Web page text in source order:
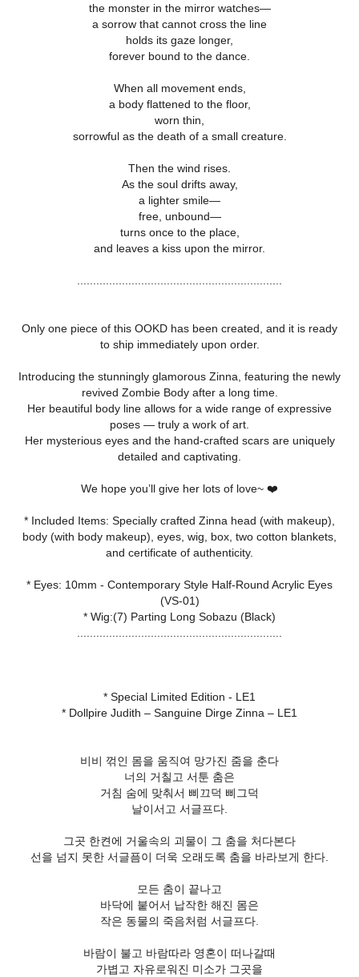
the monster in the mirror watches—
a sorrow that cannot cross the line
holds its gaze longer,
forever bound to the dance.
When all movement ends,
a body flattened to the floor,
worn thin,
sorrowful as the death of a small creature.
Then the wind rises.
As the soul drifts away,
a lighter smile—
free, unbound—
turns once to the place,
and leaves a kiss upon the mirror.
................................................................
Only one piece of this OOKD has been created, and it is ready
to ship immediately upon order.
Introducing the stunningly glamorous Zinna, featuring the newly
revived Zombie Body after a long time.
Her beautiful body line allows for a wide range of expressive
poses — truly a work of art.
Her mysterious eyes and the hand-crafted scars are uniquely
detailed and captivating.
We hope you’ll give her lots of love~ ❤️
* Included Items: Specially crafted Zinna head (with makeup),
body (with body makeup), eyes, wig, box, two cotton blankets,
and certificate of authenticity.
* Eyes: 10mm - Contemporary Style Half-Round Acrylic Eyes
(VS-01)
* Wig:(7) Parting Long Sobazu (Black)
................................................................
* Special Limited Edition - LE1
* Dollpire Judith – Sanguine Dirge Zinna – LE1
비비 꺾인 몸을 움직여 망가진 줌을 춘다
너의 거칠고 서툰 춤은
거침 숨에 맞춰서 삐끄덕 삐그덕
날이서고 서글프다.
그곳 한켠에 거울속의 괴물이 그 춤을 처다본다
선을 넘지 못한 서글픔이 더욱 오래도록 춤을 바라보게 한다.
모든 춤이 끝나고
바닥에 붙어서 납작한 해진 몸은
작은 동물의 죽음처럼 서글프다.
바람이 불고 바람따라 영혼이 떠나갈때
가볍고 자유로워진 미소가 그곳을